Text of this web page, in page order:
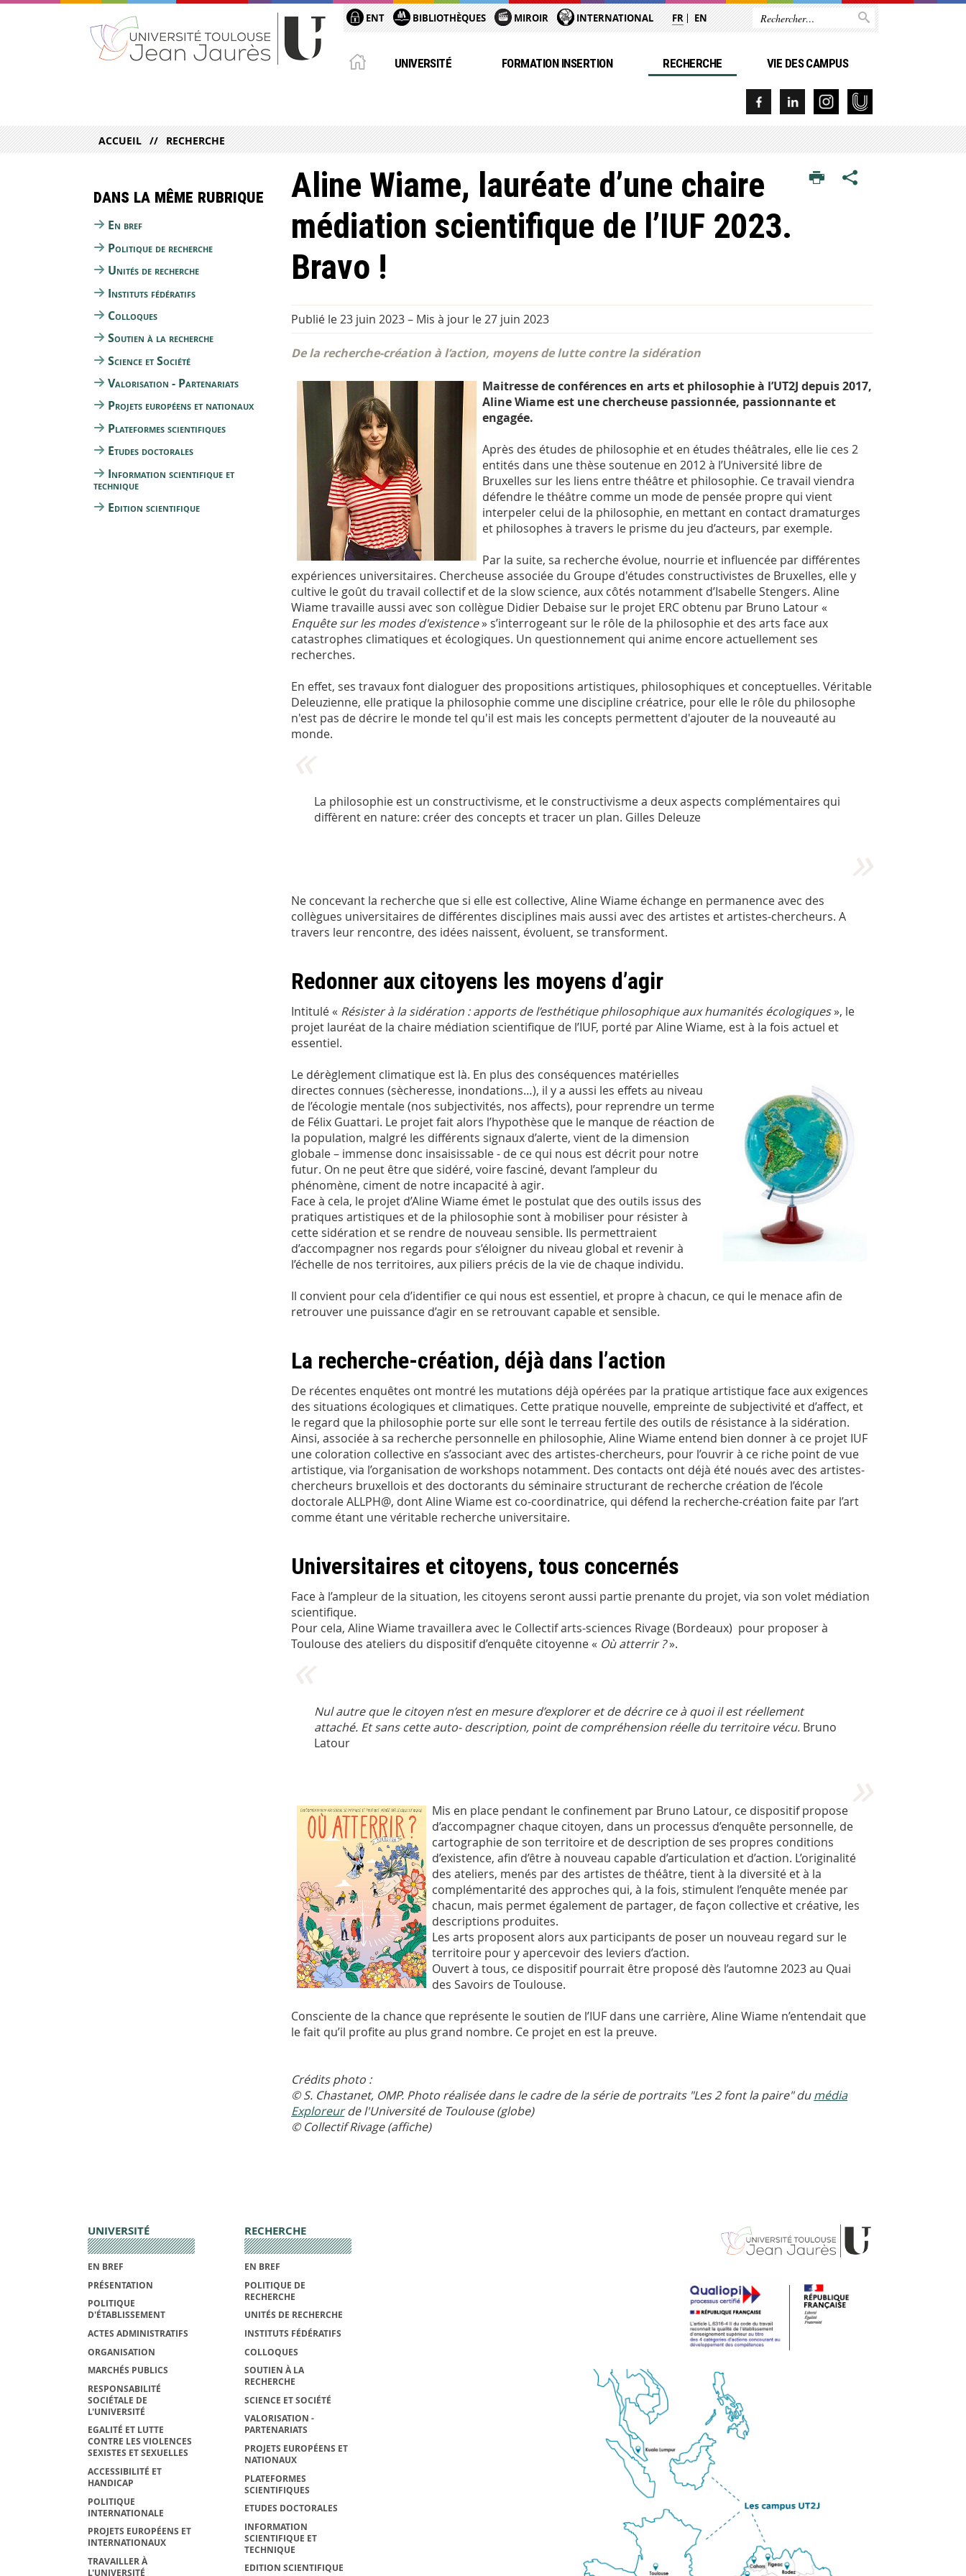
ENT BIBLIOTHÈQUES MIROIR INTERNATIONAL FR EN
UNIVERSITÉ FORMATION INSERTION RECHERCHE VIE DES CAMPUS
ACCUEIL RECHERCHE
Aline Wiame, lauréate d’une chaire
médiation scientifique de l’IUF 2023.
Bravo !
Publié le 23 juin 2023– Mis à jour le 27 juin 2023
De la recherche-création à l’action, moyens de lutte contre la sidération
Maitresse de conférences en arts et philosophie à l’UT2J depuis 2017,
Aline Wiame est une chercheuse passionnée, passionnante et
engagée.
Après des études de philosophie et en études théâtrales, elle lie ces 2
entités dans une thèse soutenue en 2012 à l’Université libre de
Bruxelles sur les liens entre théâtre et philosophie. Ce travail viendra
défendre le théâtre comme un mode de pensée propre qui vient
interpeler celui de la philosophie, en mettant en contact dramaturges
et philosophes à travers le prisme du jeu d’acteurs, par exemple.
Par la suite, sa recherche évolue, nourrie et influencée par différentes
expériences universitaires. Chercheuse associée du Groupe d'études constructivistes de Bruxelles, elle y
cultive le goût du travail collectif et de la slow science, aux côtés notamment d’Isabelle Stengers. Aline
Wiame travaille aussi avec son collègue Didier Debaise sur le projet ERC obtenu par Bruno Latour «
Enquête sur les modes d'existence» s’interrogeant sur le rôle de la philosophie et des arts face aux
catastrophes climatiques et écologiques. Un questionnement qui anime encore actuellement ses
recherches.
En effet, ses travaux font dialoguer des propositions artistiques, philosophiques et conceptuelles. Véritable
Deleuzienne, elle pratique la philosophie comme une discipline créatrice, pour elle le rôle du philosophe
n'est pas de décrire le monde tel qu'il est mais les concepts permettent d'ajouter de la nouveauté au
monde.
La philosophie est un constructivisme, et le constructivisme a deux aspects complémentaires qui
diffèrent en nature: créer des concepts et tracer un plan. Gilles Deleuze
Ne concevant la recherche que si elle est collective, Aline Wiame échange en permanence avec des
collègues universitaires de différentes disciplines mais aussi avec des artistes et artistes-chercheurs. A
travers leur rencontre, des idées naissent, évoluent, se transforment.
Redonner aux citoyens les moyens d’agir
Intitulé « Résister à la sidération : apports de l’esthétique philosophique aux humanités écologiques», le
projet lauréat de la chaire médiation scientifique de l’IUF, porté par Aline Wiame, est à la fois actuel et
essentiel.
Le dérèglement climatique est là. En plus des conséquences matérielles
directes connues (sècheresse, inondations…), il y a aussi les effets au niveau
de l’écologie mentale (nos subjectivités, nos affects), pour reprendre un terme
de Félix Guattari. Le projet fait alors l’hypothèse que le manque de réaction de
la population, malgré les différents signaux d’alerte, vient de la dimension
globale – immense donc insaisissable - de ce qui nous est décrit pour notre
futur. On ne peut être que sidéré, voire fasciné, devant l’ampleur du
phénomène, ciment de notre incapacité à agir.
Face à cela, le projet d’Aline Wiame émet le postulat que des outils issus des
pratiques artistiques et de la philosophie sont à mobiliser pour résister à
cette sidération et se rendre de nouveau sensible. Ils permettraient
d’accompagner nos regards pour s’éloigner du niveau global et revenir à
l’échelle de nos territoires, aux piliers précis de la vie de chaque individu.
Il convient pour cela d’identifier ce qui nous est essentiel, et propre à chacun, ce qui le menace afin de
retrouver une puissance d’agir en se retrouvant capable et sensible.
La recherche-création, déjà dans l’action
De récentes enquêtes ont montré les mutations déjà opérées par la pratique artistique face aux exigences
des situations écologiques et climatiques. Cette pratique nouvelle, empreinte de subjectivité et d’affect, et
le regard que la philosophie porte sur elle sont le terreau fertile des outils de résistance à la sidération.
Ainsi, associée à sa recherche personnelle en philosophie, Aline Wiame entend bien donner à ce projet IUF
une coloration collective en s’associant avec des artistes-chercheurs, pour l’ouvrir à ce riche point de vue
artistique, via l’organisation de workshops notamment. Des contacts ont déjà été noués avec des artistes-
chercheurs bruxellois et des doctorants du séminaire structurant de recherche création de l’école
doctorale ALLPH@, dont Aline Wiame est co-coordinatrice, qui défend la recherche-création faite par l’art
comme étant une véritable recherche universitaire.
Universitaires et citoyens, tous concernés
Face à l’ampleur de la situation, les citoyens seront aussi partie prenante du projet, via son volet médiation
scientifique.
Pour cela, Aline Wiame travaillera avec le Collectif arts-sciences Rivage (Bordeaux) pour proposer à
Toulouse des ateliers du dispositif d’enquête citoyenne « Où atterrir ?».
Nul autre que le citoyen n’est en mesure d’explorer et de décrire ce à quoi il est réellement
attaché. Et sans cette auto- description, point de compréhension réelle du territoire vécu. Bruno
Latour
Mis en place pendant le confinement par Bruno Latour, ce dispositif propose
d’accompagner chaque citoyen, dans un processus d’enquête personnelle, de
cartographie de son territoire et de description de ses propres conditions
d’existence, afin d’être à nouveau capable d’articulation et d’action. L’originalité
des ateliers, menés par des artistes de théâtre, tient à la diversité et à la
complémentarité des approches qui, à la fois, stimulent l’enquête menée par
chacun, mais permet également de partager, de façon collective et créative, les
descriptions produites.
Les arts proposent alors aux participants de poser un nouveau regard sur le
territoire pour y apercevoir des leviers d’action.
Ouvert à tous, ce dispositif pourrait être proposé dès l’automne 2023 au Quai
des Savoirs de Toulouse.
Consciente de la chance que représente le soutien de l’IUF dans une carrière, Aline Wiame n’entendait que
le fait qu’il profite au plus grand nombre. Ce projet en est la preuve.
Crédits photo :
© S. Chastanet, OMP. Photo réalisée dans le cadre de la série de portraits "Les 2 font la paire" dumédia
Exploreurde l'Université de Toulouse (globe)
© Collectif Rivage (affiche)
Dans la même rubrique
En bref
Politique de recherche
Unités de recherche
Instituts fédératifs
Colloques
Soutien à la recherche
Science et Société
Valorisation - Partenariats
Projets européens et nationaux
Plateformes scientifiques
Etudes doctorales
Information scientifique et
technique
Edition scientifique
UNIVERSITÉ
EN BREF
PRÉSENTATION
POLITIQUE
D'ÉTABLISSEMENT
ACTES ADMINISTRATIFS
ORGANISATION
MARCHÉS PUBLICS
RESPONSABILITÉ
SOCIÉTALE DE
L'UNIVERSITÉ
EGALITÉ ET LUTTE
CONTRE LES VIOLENCES
SEXISTES ET SEXUELLES
ACCESSIBILITÉ ET
HANDICAP
POLITIQUE
INTERNATIONALE
PROJETS EUROPÉENS ET
INTERNATIONAUX
TRAVAILLER À
L'UNIVERSITÉ
RECHERCHE
EN BREF
POLITIQUE DE
RECHERCHE
UNITÉS DE RECHERCHE
INSTITUTS FÉDÉRATIFS
COLLOQUES
SOUTIEN À LA
RECHERCHE
SCIENCE ET SOCIÉTÉ
VALORISATION -
PARTENARIATS
PROJETS EUROPÉENS ET
NATIONAUX
PLATEFORMES
SCIENTIFIQUES
ETUDES DOCTORALES
INFORMATION
SCIENTIFIQUE ET
TECHNIQUE
EDITION SCIENTIFIQUE